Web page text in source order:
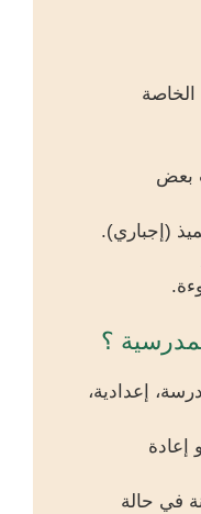
بعض
(إجباري).
إعدادية،
إعادة
في حالة